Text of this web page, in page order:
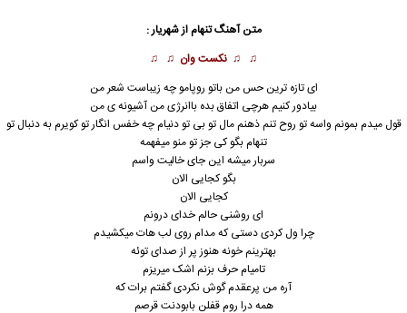
متن آهنگ تنهام از شهریار :
♫ ♫ نکست وان ♫ ♫
ای تازه ترین حس من باتو رو‌پامو چه زیباست شعر من
بیادور کنیم هرچی اتفاق بده باانرژی من آشیونه ی من
قول میدم بمونم واسه تو روح تنم ذهنم مال تو بی تو دنیام چه خفس انگار تو کویرم به دنبال تو
تنهام بگو کی جز تو منو میفهمه
سربار میشه این جای خالیت واسم
بگو کجایی الان
کجایی الان
ای روشنی حالم خدای درونم
چرا ول کردی دستی که مدام روی لب هات میکشیدم
بهترینم خونه هنوز پر از صدای توئه
تامیام حرف بزنم اشک میریزم
آره من پرعقدم گوش نکردی گفتم برات که
همه درا روم قفلن بابودنت قرصم